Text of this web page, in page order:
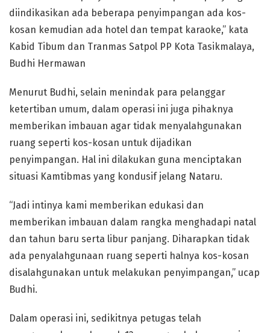
diindikasikan ada beberapa penyimpangan ada kos-
kosan kemudian ada hotel dan tempat karaoke,” kata
Kabid Tibum dan Tranmas Satpol PP Kota Tasikmalaya,
Budhi Hermawan
Menurut Budhi, selain menindak para pelanggar
ketertiban umum, dalam operasi ini juga pihaknya
memberikan imbauan agar tidak menyalahgunakan
ruang seperti kos-kosan untuk dijadikan
penyimpangan. Hal ini dilakukan guna menciptakan
situasi Kamtibmas yang kondusif jelang Nataru.
“Jadi intinya kami memberikan edukasi dan
memberikan imbauan dalam rangka menghadapi natal
dan tahun baru serta libur panjang. Diharapkan tidak
ada penyalahgunaan ruang seperti halnya kos-kosan
disalahgunakan untuk melakukan penyimpangan,” ucap
Budhi.
Dalam operasi ini, sedikitnya petugas telah